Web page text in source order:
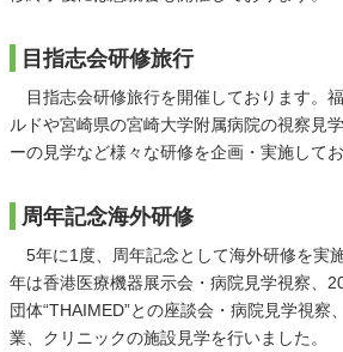
目指志会研修旅行
目指志会研修旅行を開催しております。
ルドや宮崎県の宮崎大学附属病院の視察見
ーの見学など様々な研修を企画・実施してお
周年記念海外研修
5年に1度、周年記念として海外研修を実
年は香港医療機器展示会・病院見学視察、
団体“THAIMED”との座談会・病院見学視察
業、クリニックの施設見学を行いました。